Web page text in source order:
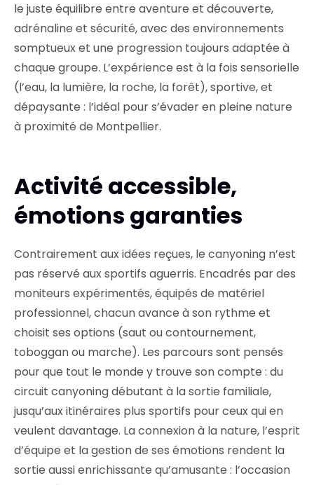
le juste équilibre entre aventure et découverte,
adrénaline et sécurité, avec des environnements
somptueux et une progression toujours adaptée à
chaque groupe. L’expérience est à la fois sensorielle
(l’eau, la lumière, la roche, la forêt), sportive, et
dépaysante : l’idéal pour s’évader en pleine nature
à proximité de Montpellier.
Activité accessible,
émotions garanties
Contrairement aux idées reçues, le canyoning n’est
pas réservé aux sportifs aguerris. Encadrés par des
moniteurs expérimentés, équipés de matériel
professionnel, chacun avance à son rythme et
choisit ses options (saut ou contournement,
toboggan ou marche). Les parcours sont pensés
pour que tout le monde y trouve son compte : du
circuit canyoning débutant à la sortie familiale,
jusqu’aux itinéraires plus sportifs pour ceux qui en
veulent davantage. La connexion à la nature, l’esprit
d’équipe et la gestion de ses émotions rendent la
sortie aussi enrichissante qu’amusante : l’occasion